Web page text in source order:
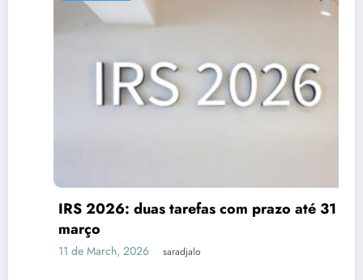
IRS 2026: duas tarefas com prazo até 31 de
março
11 de March, 2026 saradjalo